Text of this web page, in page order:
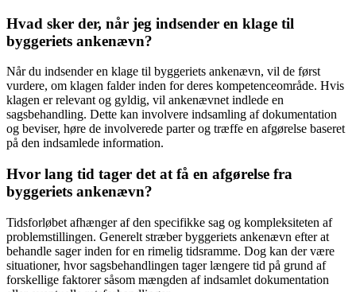
Hvad sker der, når jeg indsender en klage til
byggeriets ankenævn?
Når du indsender en klage til byggeriets ankenævn, vil de først
vurdere, om klagen falder inden for deres kompetenceområde. Hvis
klagen er relevant og gyldig, vil ankenævnet indlede en
sagsbehandling. Dette kan involvere indsamling af dokumentation
og beviser, høre de involverede parter og træffe en afgørelse baseret
på den indsamlede information.
Hvor lang tid tager det at få en afgørelse fra
byggeriets ankenævn?
Tidsforløbet afhænger af den specifikke sag og kompleksiteten af
problemstillingen. Generelt stræber byggeriets ankenævn efter at
behandle sager inden for en rimelig tidsramme. Dog kan der være
situationer, hvor sagsbehandlingen tager længere tid på grund af
forskellige faktorer såsom mængden af indsamlet dokumentation